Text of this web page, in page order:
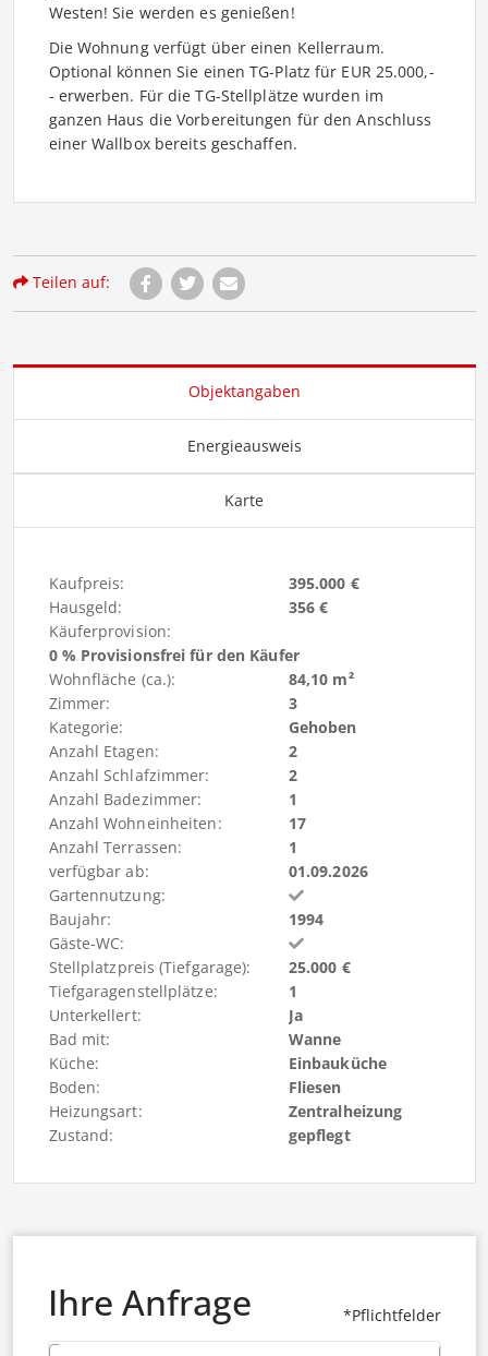
Westen! Sie werden es genießen!
Die Wohnung verfügt über einen Kellerraum.
Optional können Sie einen TG-Platz für EUR 25.000,-
- erwerben. Für die TG-Stellplätze wurden im
ganzen Haus die Vorbereitungen für den Anschluss
einer Wallbox bereits geschaffen.
Teilen auf:
Objektangaben
Energieausweis
Karte
Kaufpreis:
395.000 €
Hausgeld:
356 €
Käuferprovision:
0 % Provisionsfrei für den Käufer
Wohnfläche (ca.):
84,10 m²
Zimmer:
3
Kategorie:
Gehoben
Anzahl Etagen:
2
Anzahl Schlafzimmer:
2
Anzahl Badezimmer:
1
Anzahl Wohneinheiten:
17
Anzahl Terrassen:
1
verfügbar ab:
01.09.2026
Gartennutzung:
Baujahr:
1994
Gäste-WC:
Stellplatzpreis (Tiefgarage):
25.000 €
Tiefgaragenstellplätze:
1
Unterkellert:
Ja
Bad mit:
Wanne
Küche:
Einbauküche
Boden:
Fliesen
Heizungsart:
Zentralheizung
Zustand:
gepflegt
*Pflichtfelder
Ihre Anfrage